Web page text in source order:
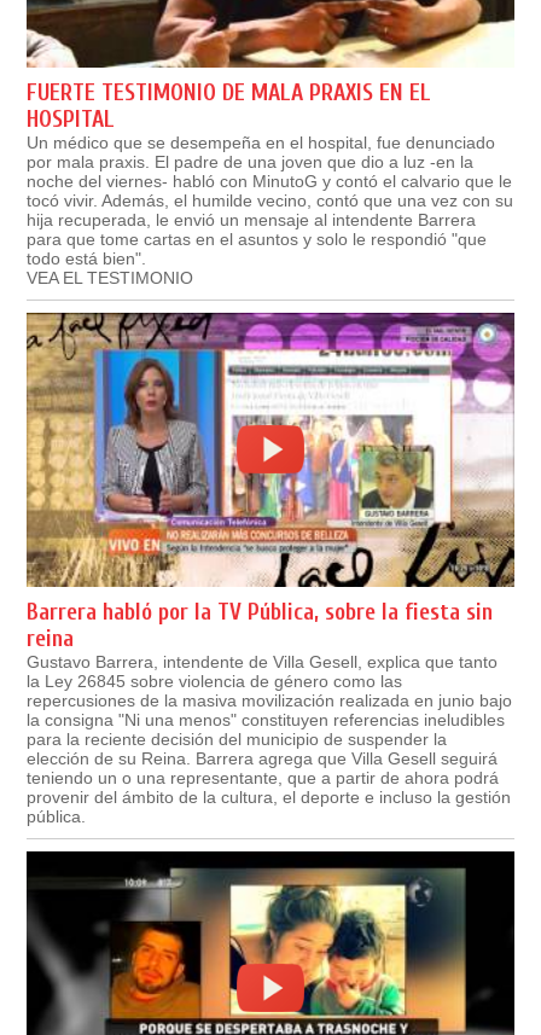
FUERTE TESTIMONIO DE MALA PRAXIS EN EL
HOSPITAL
Un médico que se desempeña en el hospital, fue denunciado
por mala praxis. El padre de una joven que dio a luz -en la
noche del viernes- habló con MinutoG y contó el calvario que le
tocó vivir. Además, el humilde vecino, contó que una vez con su
hija recuperada, le envió un mensaje al intendente Barrera
para que tome cartas en el asuntos y solo le respondió "que
todo está bien".
VEA EL TESTIMONIO
Barrera habló por la TV Pública, sobre la fiesta sin
reina
Gustavo Barrera, intendente de Villa Gesell, explica que tanto
la Ley 26845 sobre violencia de género como las
repercusiones de la masiva movilización realizada en junio bajo
la consigna "Ni una menos" constituyen referencias ineludibles
para la reciente decisión del municipio de suspender la
elección de su Reina. Barrera agrega que Villa Gesell seguirá
teniendo un o una representante, que a partir de ahora podrá
provenir del ámbito de la cultura, el deporte e incluso la gestión
pública.